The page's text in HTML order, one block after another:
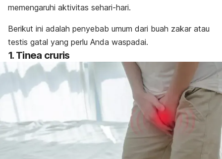
memengaruhi aktivitas sehari-hari.
Berikut ini adalah penyebab umum dari buah zakar atau
testis gatal yang perlu Anda waspadai.
1. Tinea cruris